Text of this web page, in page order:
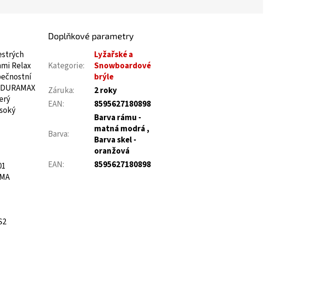
Relax
Doplňkové parametry
Kategorie:
Lyžařské a
Snowboardové
brýle
Záruka:
2 roky
EAN: 8595627180898
Barva:
Barva rámu -
matná modrá ,
Barva skel -
oranžová
EAN: 8595627180898